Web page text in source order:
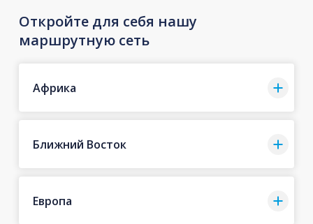
Откройте для себя нашу
маршрутную сеть
Африка
Ближний Восток
Европа